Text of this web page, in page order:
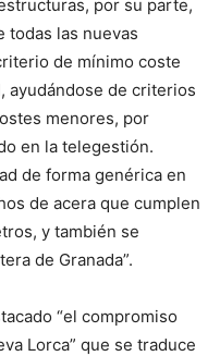
por su parte,
todas las nuevas
de mínimo coste
ayudándose de criterios
menores, por
en la telegestión.
de forma genérica en
de acera que cumplen
y también se
de Granada”.
“el compromiso
Lorca” que se traduce